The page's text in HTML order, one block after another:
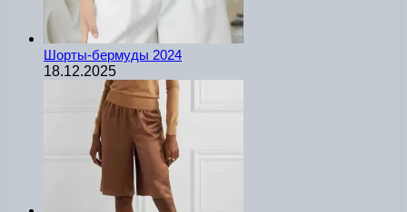
Шорты-бермуды 2024
18.12.2025